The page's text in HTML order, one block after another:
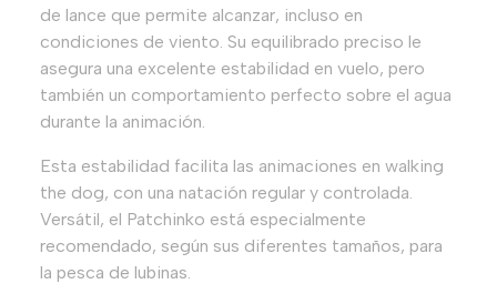
de lance que permite alcanzar, incluso en
condiciones de viento. Su equilibrado preciso le
asegura una excelente estabilidad en vuelo, pero
también un comportamiento perfecto sobre el agua
durante la animación.
Esta estabilidad facilita las animaciones en walking
the dog, con una natación regular y controlada.
Versátil, el Patchinko está especialmente
recomendado, según sus diferentes tamaños, para
la pesca de lubinas.